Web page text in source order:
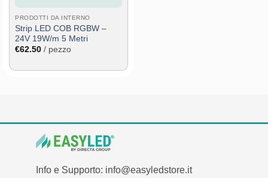
PRODOTTI DA INTERNO
Strip LED COB RGBW –
24V 19W/m 5 Metri
€62.50 / pezzo
Info e Supporto: info@easyledstore.it